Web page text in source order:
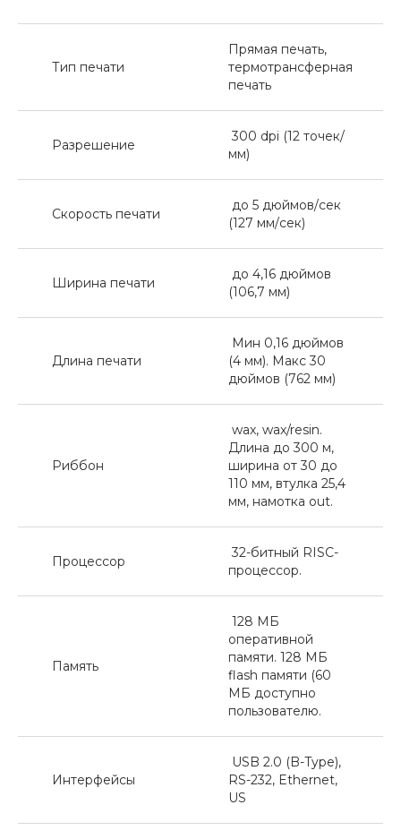
Тип печати
Прямая печать,
термотрансферная
печать
Разрешение
300 dpi (12 точек/
мм)
Скорость печати
до 5 дюймов/сек
(127 мм/сек)
Ширина печати
до 4,16 дюймов
(106,7 мм)
Длина печати
Мин 0,16 дюймов
(4 мм). Макс 30
дюймов (762 мм)
Риббон
wax, wax/resin.
Длина до 300 м,
ширина от 30 до
110 мм, втулка 25,4
мм, намотка out.
Процессор
32-битный RISC-
процессор.
Память
128 МБ
оперативной
памяти. 128 МБ
flash памяти (60
МБ доступно
пользователю.
Интерфейсы
USB 2.0 (B-Type),
RS-232, Ethernet,
US